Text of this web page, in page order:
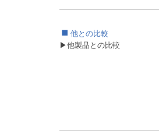
他との比較
▶他製品との比較